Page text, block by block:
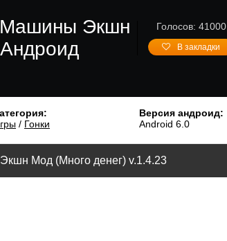
Машины Экшн
Голосов: 41000
В закладки
/ Гонки
Версия андроид:
Android 6.0
Мод (Много денег) v.1.4.23